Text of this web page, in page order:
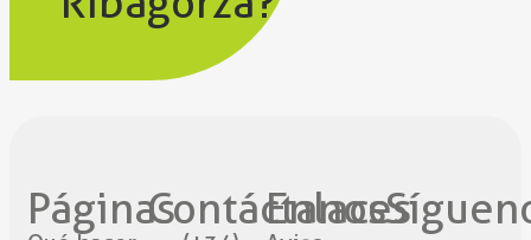
PáginasContáctanos​
Enlaces